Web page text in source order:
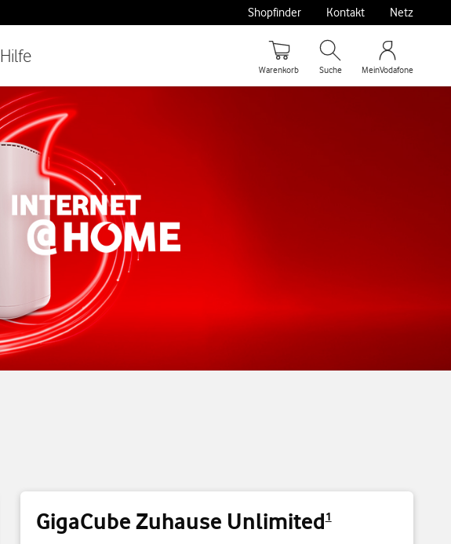
Hilfe
Shopfinder Kontakt Netz
Warenkorb Suche MeinVodafone
GigaCube Zuhause Unlimited1